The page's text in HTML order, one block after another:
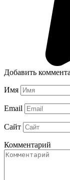
Добавить
Имя
Email
Сайт
Комментарий